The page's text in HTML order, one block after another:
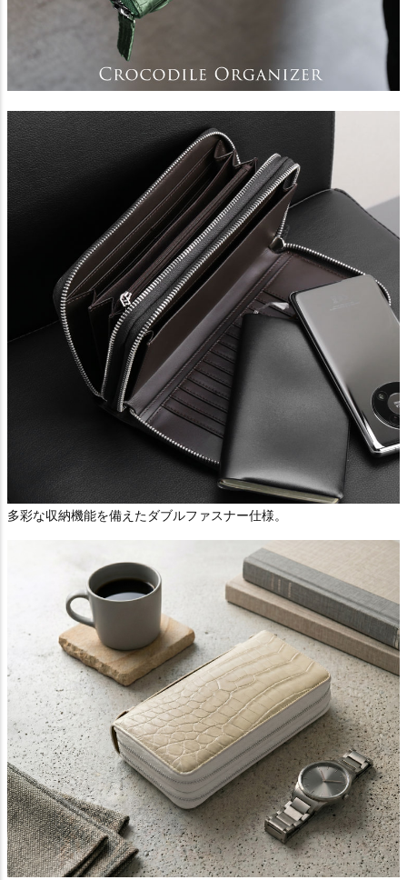
多彩な収納機能を備えたダブルファスナー仕様。